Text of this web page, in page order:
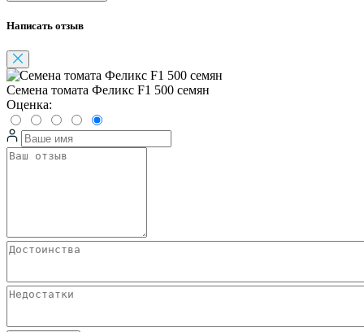
Написать отзыв
Семена томата Феликс F1 500 семян
Оценка: